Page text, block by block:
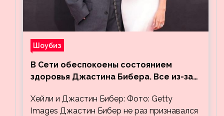
Шоубиз
В Сети обеспокоены состоянием
здоровья Джастина Бибера. Все из-за
Хейли
Хейли и Джастин Бибер: Фото: Getty
Images Джастин Бибер не раз признавался